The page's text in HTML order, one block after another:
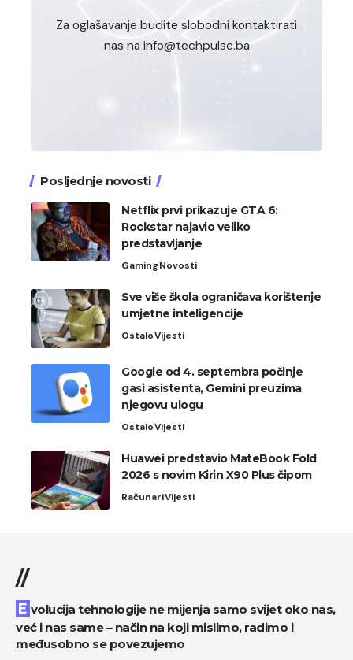
Za oglašavanje budite slobodni kontaktirati
nas na info@techpulse.ba
Posljednje novosti
Netflix prvi prikazuje GTA 6:
Rockstar najavio veliko
predstavljanje
GamingNovosti
Sve više škola ograničava korištenje
umjetne inteligencije
OstaloVijesti
Google od 4. septembra počinje
gasi asistenta, Gemini preuzima
njegovu ulogu
OstaloVijesti
Huawei predstavio MateBook Fold
2026 s novim Kirin X90 Plus čipom
RačunariVijesti
//
Evolucija tehnologije ne mijenja samo svijet oko nas,
već i nas same – način na koji mislimo, radimo i
međusobno se povezujemo